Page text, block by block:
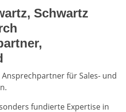
Schwartz
für Sales- und
fundierte Expertise in